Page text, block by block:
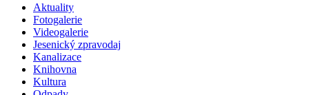
Aktuality
Fotogalerie
Videogalerie
Jesenický zpravodaj
Kanalizace
Knihovna
Kultura